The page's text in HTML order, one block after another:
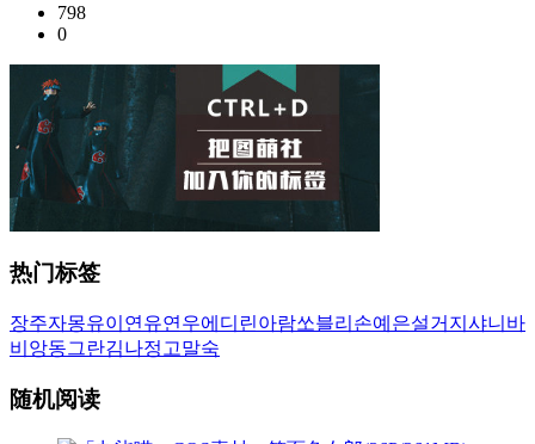
798
0
热门标签
장주자몽유이 연유연우에디린아람쏘블리 손예은설거지 샤니 바
비앙동그란김나정 고말숙
随机阅读